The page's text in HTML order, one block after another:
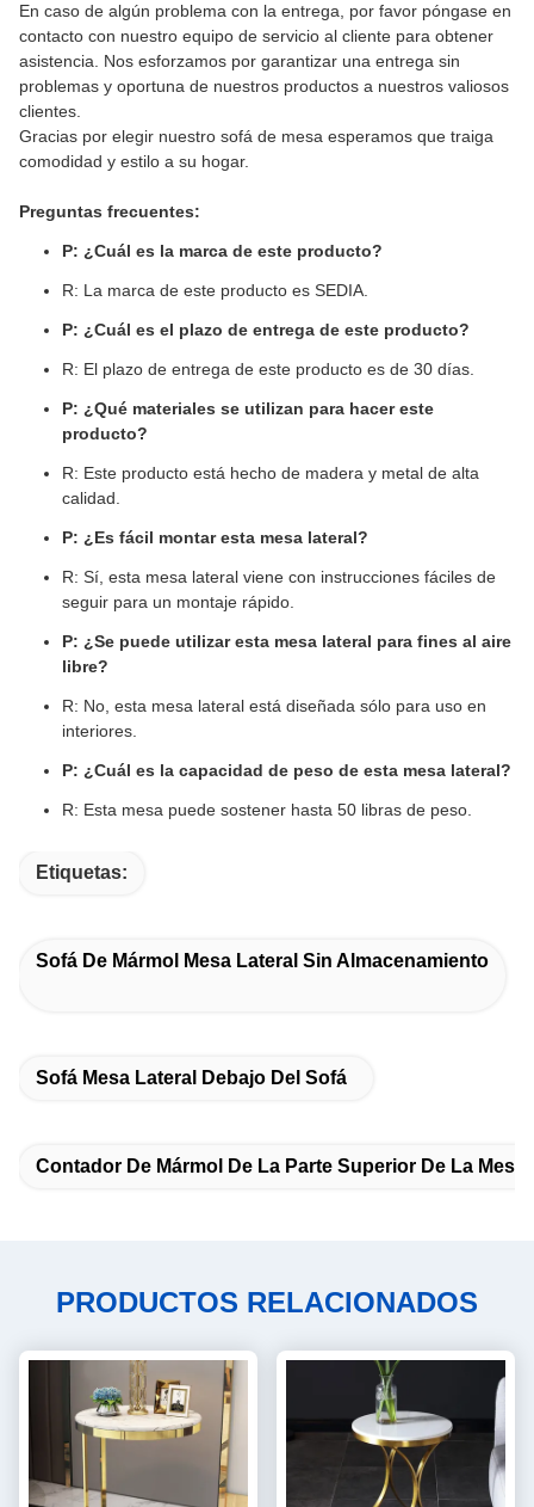
En caso de algún problema con la entrega, por favor póngase en
contacto con nuestro equipo de servicio al cliente para obtener
asistencia. Nos esforzamos por garantizar una entrega sin
problemas y oportuna de nuestros productos a nuestros valiosos
clientes.
Gracias por elegir nuestro sofá de mesa esperamos que traiga
comodidad y estilo a su hogar.
Preguntas frecuentes:
P: ¿Cuál es la marca de este producto?
R: La marca de este producto es SEDIA.
P: ¿Cuál es el plazo de entrega de este producto?
R: El plazo de entrega de este producto es de 30 días.
P: ¿Qué materiales se utilizan para hacer este
producto?
R: Este producto está hecho de madera y metal de alta
calidad.
P: ¿Es fácil montar esta mesa lateral?
R: Sí, esta mesa lateral viene con instrucciones fáciles de
seguir para un montaje rápido.
P: ¿Se puede utilizar esta mesa lateral para fines al aire
libre?
R: No, esta mesa lateral está diseñada sólo para uso en
interiores.
P: ¿Cuál es la capacidad de peso de esta mesa lateral?
R: Esta mesa puede sostener hasta 50 libras de peso.
Etiquetas:
Sofá De Mármol Mesa Lateral Sin Almacenamiento
Sofá Mesa Lateral Debajo Del Sofá
Contador De Mármol De La Parte Superior De La Mesa
PRODUCTOS RELACIONADOS